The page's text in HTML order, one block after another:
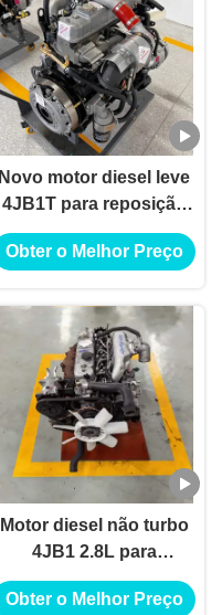
Novo motor diesel leve
4JB1T para reposição
de caminhão da série N
da Isuzu
Obter o Melhor Preço
Motor diesel não turbo
4JB1 2.8L para
recolhimento Isuzu e
veículos comerciais
Obter o Melhor Preço